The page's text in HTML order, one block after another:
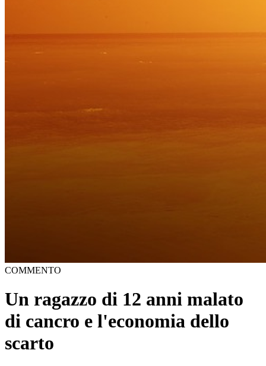
COMMENTO
Un ragazzo di 12 anni malato
di cancro e l'economia dello
scarto